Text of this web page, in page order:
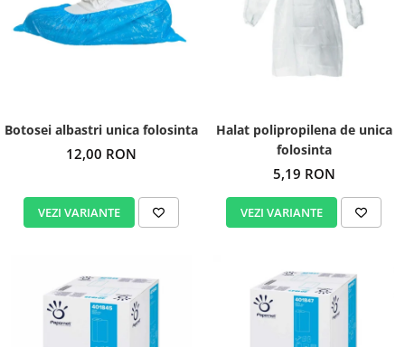
Botosei albastri unica folosinta
12,00 RON
VEZI VARIANTE
Halat polipropilena de unica
folosinta
5,19 RON
VEZI VARIANTE